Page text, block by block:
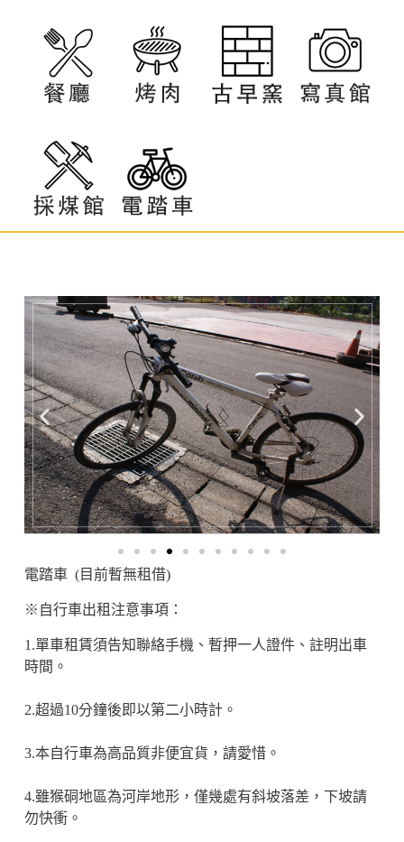
電踏車 (目前暫無租借)
※自行車出租注意事項：
1.單車租賃須告知聯絡手機、暫押一人證件、註明出車
時間。
2.超過10分鐘後即以第二小時計。
3.本自行車為高品質非便宜貨，請愛惜。
4.雖猴硐地區為河岸地形，僅幾處有斜坡落差，下坡請
勿快衝。